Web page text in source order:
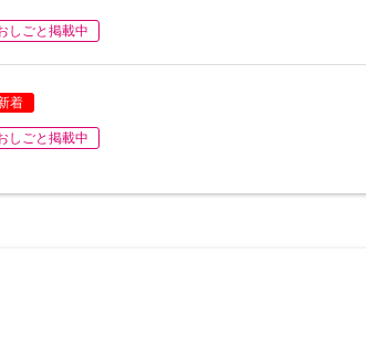
しごと掲載中
着
しごと掲載中